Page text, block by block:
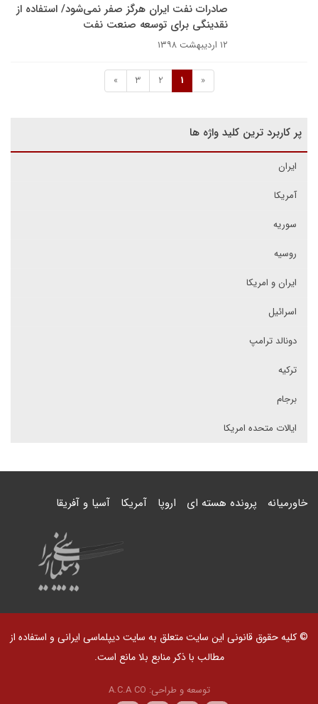
صادرات نفت ایران هرگز صفر نمی‌شود/ استفاده از
نقدینگی برای توسعه صنعت نفت
۱۲ اردیبهشت ۱۳۹۸
«
1
2
3
»
پر کاربرد ترین کلید واژه ها
ایران
آمریکا
سوریه
روسیه
ایران و امریکا
اسرائیل
دونالد ترامپ
ترکیه
برجام
ایالات متحده امریکا
خاورمیانه پرونده هسته ای اروپا آمریکا آسیا و آفریقا
© کلیه حقوق قانونی این سایت متعلق به سایت دیپلماسی ایرانی و استفاده از
مطالب با ذکر منابع بلا مانع است.
توسعه و طراحی: A.C.A CO